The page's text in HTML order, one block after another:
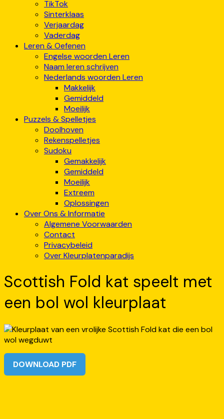
TikTok
Sinterklaas
Verjaardag
Vaderdag
Leren & Oefenen
Engelse woorden Leren
Naam leren schrijven
Nederlands woorden Leren
Makkelijk
Gemiddeld
Moeilijk
Puzzels & Spelletjes
Doolhoven
Rekenspelletjes
Sudoku
Gemakkelijk
Gemiddeld
Moeilijk
Extreem
Oplossingen
Over Ons & Informatie
Algemene Voorwaarden
Contact
Privacybeleid
Over Kleurplatenparadijs
Scottish Fold kat speelt met
een bol wol kleurplaat
DOWNLOAD PDF